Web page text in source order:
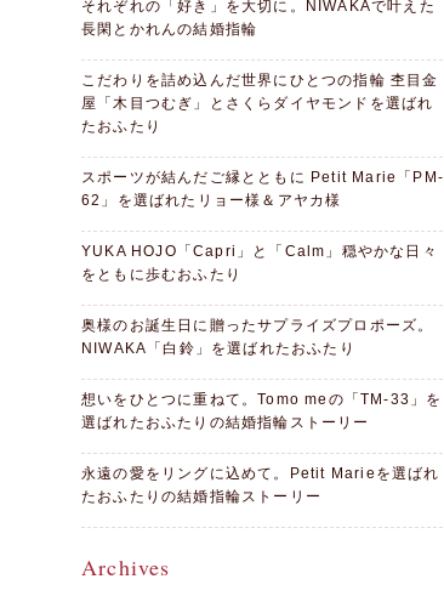
それぞれの「好き」を大切に。NIWAKAで叶えた
長閑とかれんの結婚指輪
こだわりを詰め込んだ世界にひとつの指輪 杢目金
屋「木目つむぎ」とさくらダイヤモンドを選ばれ
たおふたり
スポーツが結んだご縁とともに Petit Marie「PM-
62」を選ばれたリョー様＆アヤカ様
YUKA HOJO「Capri」と「Calm」穏やかな日々
をともに歩むおふたり
奥様のお誕生日に贈ったサプライズプロポーズ。
NIWAKA「白鈴」を選ばれたおふたり
想いをひとつに重ねて。Tomo meの「TM-33」を
選ばれたおふたりの結婚指輪ストーリー
永遠の愛をリングに込めて。Petit Marieを選ばれ
たおふたりの結婚指輪ストーリー
Archives